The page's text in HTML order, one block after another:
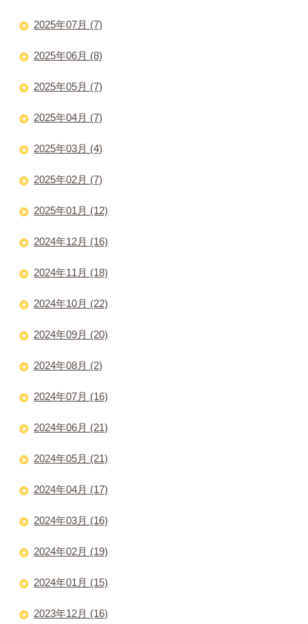
2025年07月 (7)
2025年06月 (8)
2025年05月 (7)
2025年04月 (7)
2025年03月 (4)
2025年02月 (7)
2025年01月 (12)
2024年12月 (16)
2024年11月 (18)
2024年10月 (22)
2024年09月 (20)
2024年08月 (2)
2024年07月 (16)
2024年06月 (21)
2024年05月 (21)
2024年04月 (17)
2024年03月 (16)
2024年02月 (19)
2024年01月 (15)
2023年12月 (16)